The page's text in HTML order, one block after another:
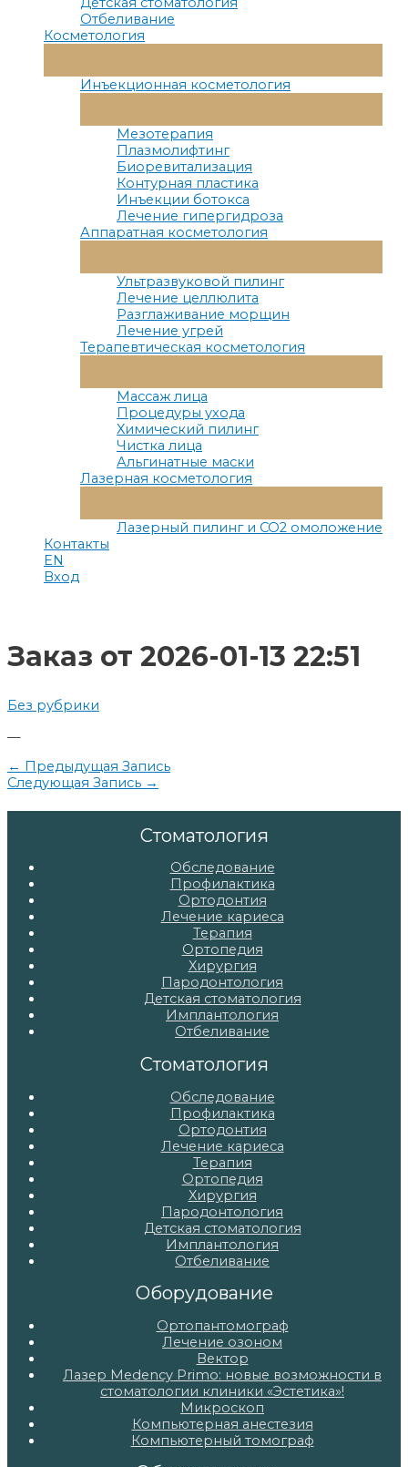
Отбеливание
Косметология
Меню
Инъекционная косметология
Меню
Мезотерапия
Плазмолифтинг
Биоревитализация
Контурная пластика
Инъекции ботокса
Лечение гипергидроза
Аппаратная косметология
Меню
Ультразвуковой пилинг
Лечение целлюлита
Разглаживание морщин
Лечение угрей
Терапевтическая косметология
Меню
Массаж лица
Процедуры ухода
Химический пилинг
Чистка лица
Альгинатные маски
Лазерная косметология
Меню
Лазерный пилинг и СО2 омоложение
Контакты
EN
Вход
Заказ от 2026-01-13 22:51
Без рубрики
—
Навигация
по
← Предыдущая Запись
Следующая Запись →
Стоматология
Обследование
Профилактика
Ортодонтия
Лечение кариеса
Терапия
Ортопедия
Хирургия
Пародонтология
Детская стоматология
Имплантология
Отбеливание
Стоматология
Обследование
Профилактика
Ортодонтия
Лечение кариеса
Терапия
Ортопедия
Хирургия
Пародонтология
Детская стоматология
Имплантология
Отбеливание
Оборудование
Ортопантомограф
Лечение озоном
Вектор
Лазер Medency Primo: новые возможности в
стоматологии клиники «Эстетика»!
Микроскоп
Компьютерная анестезия
Компьютерный томограф